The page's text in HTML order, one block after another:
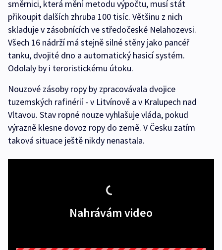
směrnici, která mění metodu výpočtu, musí stát
přikoupit dalších zhruba 100 tisíc. Většinu z nich
skladuje v zásobnících ve středočeské Nelahozevsi.
Všech 16 nádrží má stejně silné stěny jako pancéř
tanku, dvojité dno a automatický hasicí systém.
Odolaly by i teroristickému útoku.
Nouzové zásoby ropy by zpracovávala dvojice
tuzemských rafinérií - v Litvínově a v Kralupech nad
Vltavou. Stav ropné nouze vyhlašuje vláda, pokud
výrazně klesne dovoz ropy do země. V Česku zatím
taková situace ještě nikdy nenastala.
Nahrávám video